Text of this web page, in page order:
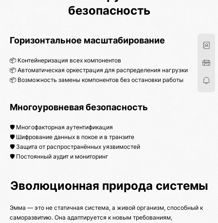
безопасность
Горизонтальное масштабирование
📦 Контейнеризация всех компонентов
📦 Автоматическая оркестрация для распределения нагрузки
📦 Возможность замены компонентов без остановки работы
Многоуровневая безопасность
🛡️ Многофакторная аутентификация
🛡️ Шифрование данных в покое и в транзите
🛡️ Защита от распространённых уязвимостей
🛡️ Постоянный аудит и мониторинг
Эволюционная природа системы
Эмма — это не статичная система, а живой организм, способный к
саморазвитию. Она адаптируется к новым требованиям,